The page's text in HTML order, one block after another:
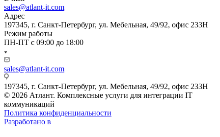
sales@atlant-it.com
Адрес
197345, г. Санкт-Петербург, ул. Мебельная, 49/92, офис 233Н
Режим работы
ПН-ПТ с 09:00 до 18:00
sales@atlant-it.com
197345, г. Санкт-Петербург, ул. Мебельная, 49/92, офис 233Н
© 2026 Атлант. Комплексные услуги для интеграции IT
коммуникаций
Политика конфиденциальности
Разработано в